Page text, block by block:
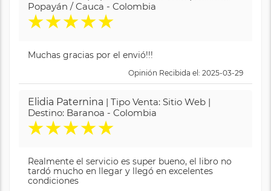
Popayán / Cauca - Colombia
★★★★★
Muchas gracias por el envió!!!
Opinión Recibida el: 2025-03-29
Elidia Paternina | Tipo Venta: Sitio Web |
Destino: Baranoa - Colombia
★★★★★
Realmente el servicio es super bueno, el libro no
tardó mucho en llegar y llegó en excelentes
condiciones